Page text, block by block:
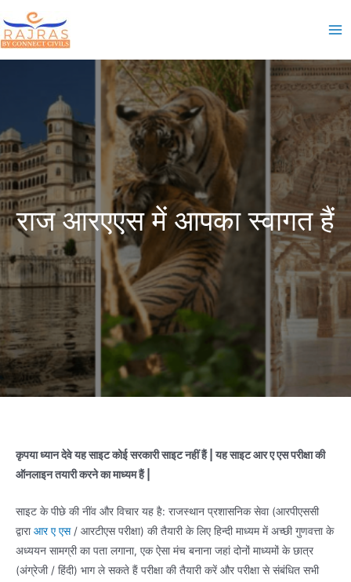
to
content
राज आरएएस में आपका स्वागत हैं
कृपया ध्यान देवे यह साइट कोई सरकारी साइट नहीं हैं | यह साइट आर ए एस परीक्षा की
ऑनलाइन तयारी करने का माध्यम हैं |
साइट के पीछे की नींव और विचार यह है: राजस्थान प्रशासनिक सेवा (आरपीएससी
द्वाराआर ए एस/ आरटीएस परीक्षा) की तैयारी के लिए हिन्दी माध्यम में अच्छी गुणवत्ता के
अध्ययन सामग्री का पता लगाना, एक ऐसा मंच बनाना जहां दोनों माध्यमों के छात्र
(अंग्रेजी / हिंदी) भाग ले सकते हैं परीक्षा की तैयारी करें और परीक्षा से संबंधित सभी